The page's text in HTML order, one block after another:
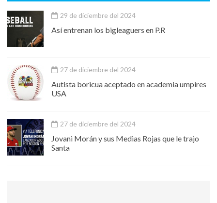
29 de diciembre del 2024
Así entrenan los bigleaguers en P.R
27 de diciembre del 2024
Autista boricua aceptado en academia umpires
USA
27 de diciembre del 2024
Jovani Morán y sus Medias Rojas que le trajo
Santa